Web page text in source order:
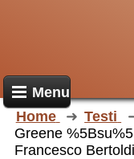
Menu
Home
Testi
Greene
Francesco Bertoldi